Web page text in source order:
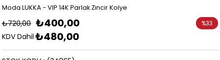
Moda LUKKA - VIP 14K Parlak Zincir Kolye
₺720,00 ₺400,00
KDV Dahil ₺480,00
%33